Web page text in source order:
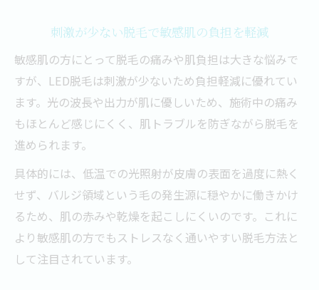
刺激が少ない脱毛で敏感肌の負担を軽減
敏感肌の方にとって脱毛の痛みや肌負担は大きな悩みで
すが、LED脱毛は刺激が少ないため負担軽減に優れてい
ます。光の波長や出力が肌に優しいため、施術中の痛み
もほとんど感じにくく、肌トラブルを防ぎながら脱毛を
進められます。
具体的には、低温での光照射が皮膚の表面を過度に熱く
せず、バルジ領域という毛の発生源に穏やかに働きかけ
るため、肌の赤みや乾燥を起こしにくいのです。これに
より敏感肌の方でもストレスなく通いやすい脱毛方法と
して注目されています。